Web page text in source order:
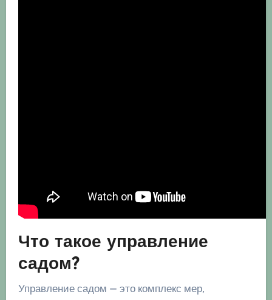
Что такое управление
садом?
Управление садом — это комплекс мер,